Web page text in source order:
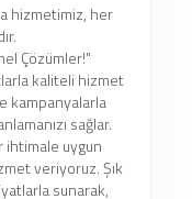
hizmetimiz, her
Çözümler!"
kaliteli hizmet
kampanyalarla
sağlar.
uygun
veriyoruz. Şık
sunarak,